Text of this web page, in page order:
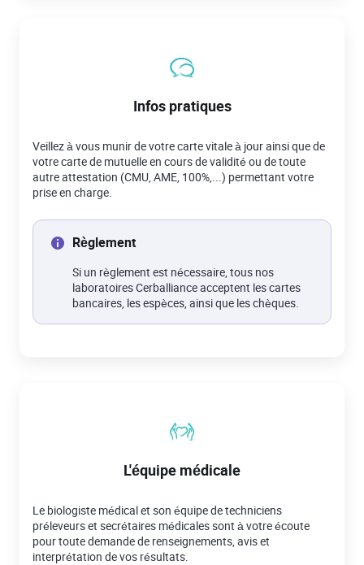
Infos pratiques
Veillez à vous munir de votre carte vitale à jour ainsi que de
votre carte de mutuelle en cours de validité ou de toute
autre attestation (CMU, AME, 100%,...) permettant votre
prise en charge.
Règlement
Si un règlement est nécessaire, tous nos
laboratoires Cerballiance acceptent les cartes
bancaires, les espèces, ainsi que les chèques.
L'équipe médicale
Le biologiste médical et son équipe de techniciens
préleveurs et secrétaires médicales sont à votre écoute
pour toute demande de renseignements, avis et
interprétation de vos résultats.